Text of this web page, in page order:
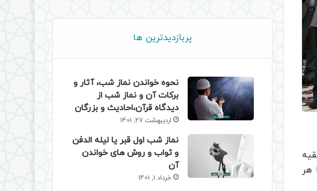
نماینده ولی‌فقیه
هر
پربازدیدترین ها
نحوه خواندن نماز شب، آثار و
برکات آن و نماز شب از
دیدگاه قرآن،احادیث و بزرگان
اردیبهشت 27, 1401
نماز شب اول قبر یا لیله الدفن
و ثواب و روش های خواندن
آن
خرداد 1, 1401